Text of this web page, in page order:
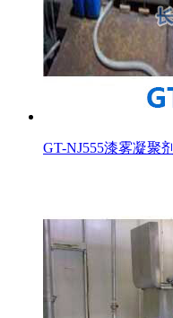
GT-NJ555漆雾凝聚剂